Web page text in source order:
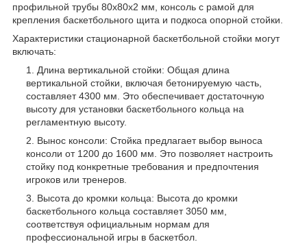
профильной трубы 80х80х2 мм, консоль с рамой для
крепления баскетбольного щита и подкоса опорной стойки.
Характеристики стационарной баскетбольной стойки могут
включать:
Длина вертикальной стойки: Общая длина
вертикальной стойки, включая бетонируемую часть,
составляет 4300 мм. Это обеспечивает достаточную
высоту для установки баскетбольного кольца на
регламентную высоту.
Вынос консоли: Стойка предлагает выбор выноса
консоли от 1200 до 1600 мм. Это позволяет настроить
стойку под конкретные требования и предпочтения
игроков или тренеров.
Высота до кромки кольца: Высота до кромки
баскетбольного кольца составляет 3050 мм,
соответствуя официальным нормам для
профессиональной игры в баскетбол.